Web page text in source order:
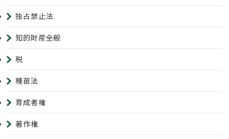
独占禁止法
知的財産全般
税
種苗法
育成者権
著作権